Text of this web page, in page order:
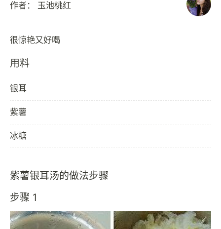
作者： 玉池桃红
用料
银耳
紫薯
冰糖
紫薯银耳汤的做法步骤
步骤 1